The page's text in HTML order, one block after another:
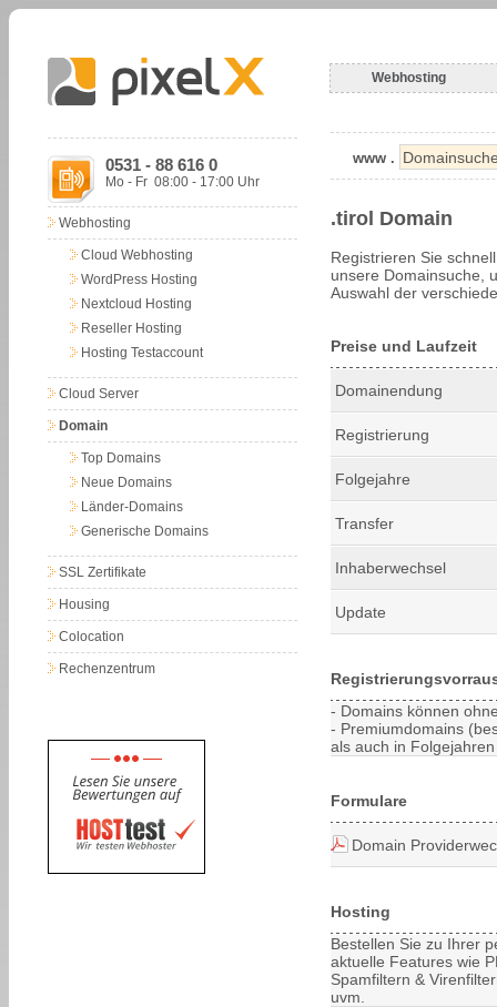
Webhosting
0531 - 88 616 0
Mo - Fr 08:00 - 17:00 Uhr
Webhosting
Cloud Webhosting
WordPress Hosting
Nextcloud Hosting
Reseller Hosting
Hosting Testaccount
Cloud Server
Domain
Top Domains
Neue Domains
Länder-Domains
Generische Domains
SSL Zertifikate
Housing
Colocation
Rechenzentrum
www .
.tirol Domain
Registrieren Sie
unsere Domainsuche,
Auswahl der
Preise und Laufzeit
Domainendung
Registrierung
Folgejahre
Transfer
Inhaberwechsel
Update
- Domains können
- Premiumdomains
als auch in
Formulare
Domain
Hosting
Bestellen Sie zu Ihrer
aktuelle Features wie
Spamfiltern &
uvm.